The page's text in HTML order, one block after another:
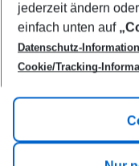
Footer
Footer navigation
Title A
Link A
jederzeit ändern
einfach unten auf
Datenschutz-
Cookie/Tracking-